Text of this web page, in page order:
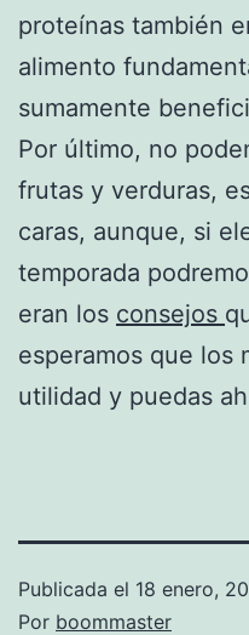
proteínas también
alimento
sumamente
Por último, no
frutas y verduras,
caras, aunque, si
temporada
eran los consejos
esperamos que los
utilidad y puedas
Publicada el 18 enero,
Por boommaster